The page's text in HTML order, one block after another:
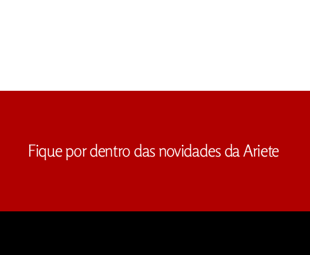
Fique por dentro das novidades da Ariete